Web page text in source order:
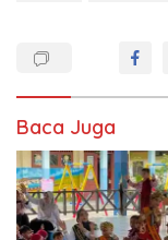
Baca Juga